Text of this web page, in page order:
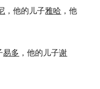
，他的儿子雅哈 ，他
易多 ，他的儿子谢